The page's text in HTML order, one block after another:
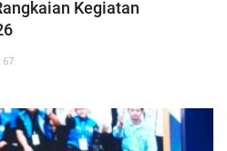
Kegiatan
67